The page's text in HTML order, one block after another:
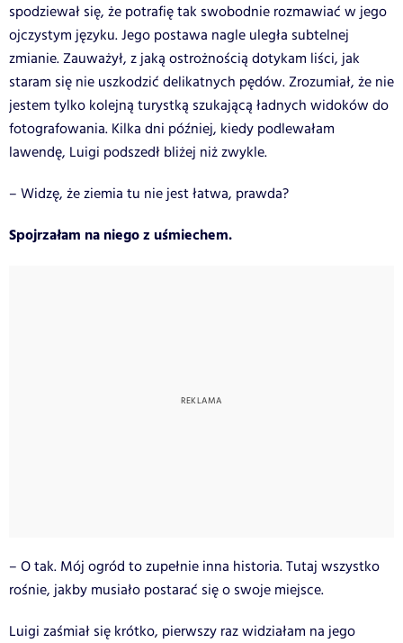
spodziewał się, że potrafię tak swobodnie rozmawiać w jego
ojczystym języku. Jego postawa nagle uległa subtelnej
zmianie. Zauważył, z jaką ostrożnością dotykam liści, jak
staram się nie uszkodzić delikatnych pędów. Zrozumiał, że nie
jestem tylko kolejną turystką szukającą ładnych widoków do
fotografowania. Kilka dni później, kiedy podlewałam
lawendę, Luigi podszedł bliżej niż zwykle.
– Widzę, że ziemia tu nie jest łatwa, prawda?
Spojrzałam na niego z uśmiechem.
– O tak. Mój ogród to zupełnie inna historia. Tutaj wszystko
rośnie, jakby musiało postarać się o swoje miejsce.
Luigi zaśmiał się krótko, pierwszy raz widziałam na jego